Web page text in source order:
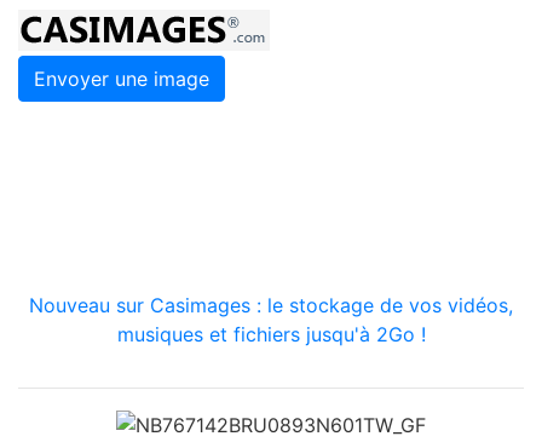
Envoyer une image
Nouveau sur Casimages : le stockage de vos vidéos,
musiques et fichiers jusqu'à 2Go !